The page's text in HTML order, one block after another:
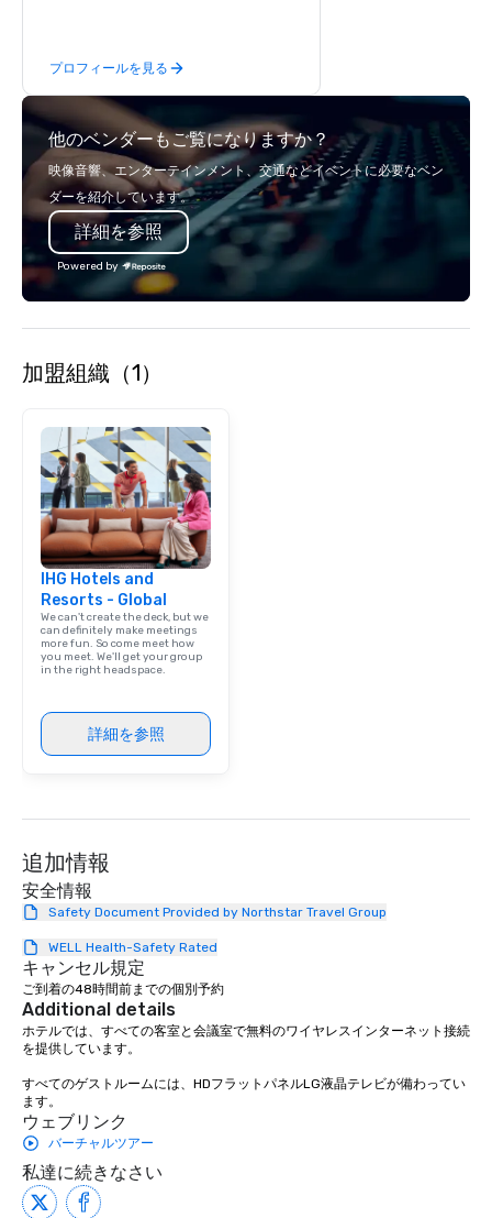
edge technology meets innovative
design and flawless execution,
creating events that resonate long
after the curtain falls.
プロフィールを見る
他のベンダーもご覧になりますか？
映像音響、エンターテインメント、交通などイベントに必要なベン
ダーを紹介しています。
詳細を参照
Powered by
加盟組織（1）
IHG Hotels and
Resorts - Global
We can't create the deck, but we
can definitely make meetings
more fun. So come meet how
you meet. We'll get your group
in the right headspace.
詳細を参照
追加情報
安全情報
Safety Document Provided by Northstar Travel Group
WELL Health-Safety Rated
キャンセル規定
ご到着の48時間前までの個別予約
Additional details
ホテルでは、すべての客室と会議室で無料のワイヤレスインターネット接続
を提供しています。
すべてのゲストルームには、HDフラットパネルLG液晶テレビが備わってい
ます。
ウェブリンク
バーチャルツアー
私達に続きなさい